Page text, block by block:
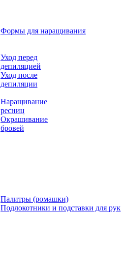
Формы для наращивания
Уход перед
депиляцией
Уход после
депиляции
Наращивание
ресниц
Окрашивание
бровей
Палитры (ромашки)
Подлокотники и подставки для рук